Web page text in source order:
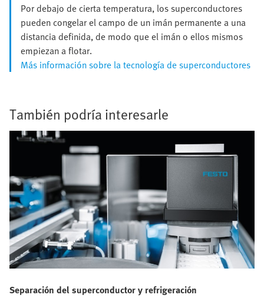
Por debajo de cierta temperatura, los superconductores
pueden congelar el campo de un imán permanente a una
distancia definida, de modo que el imán o ellos mismos
empiezan a flotar.
Más información sobre la tecnología de superconductores
También podría interesarle
Separación del superconductor y refrigeración